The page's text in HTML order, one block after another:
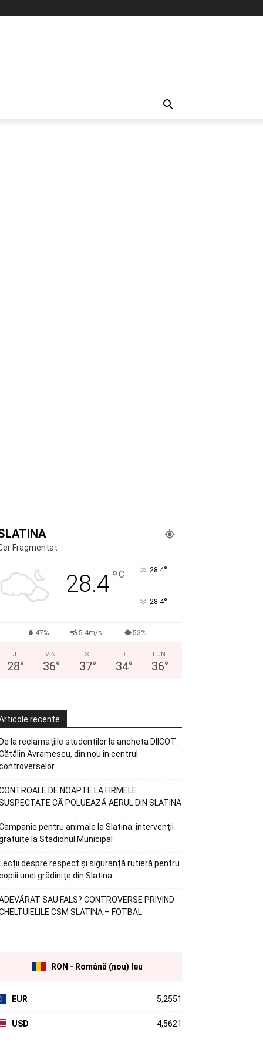
Fragmentat
28.4°C 28.4°
28.4°
47% 5.4m/s 53%
J
28°
VIN
36°
S
37°
D
34°
LUN
36°
recente
De la reclamațiile studenților la ancheta DIICOT:
Avramescu, din nou în centrul
DE NOAPTE LA FIRMELE
CĂ POLUEAZĂ AERUL DIN SLATINA
pentru animale la Slatina: intervenții
la Stadionul Municipal
Lecții despre respect și siguranță rutieră pentru
unei grădinițe din Slatina
SAU FALS? CONTROVERSE PRIVIND
CSM SLATINA – FOTBAL
RON - Română (nou) leu
EUR 5,2551
USD 4,5621